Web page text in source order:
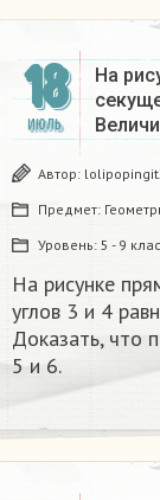
18
ИЮЛЬ
На
Автор:
Предмет:
Уровень: 5 - 9
На рисунке
углов 3 и 4
Доказать, что
5 и 6.​